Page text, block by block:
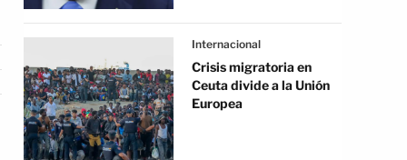
Internacional
Crisis migratoria en
Ceuta divide a la Unión
Europea